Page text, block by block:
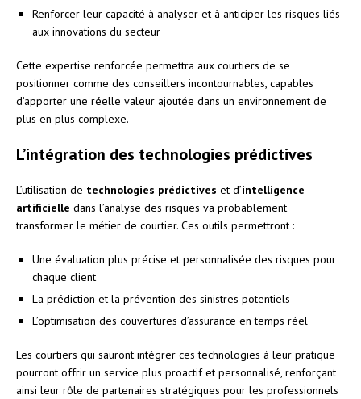
Renforcer leur capacité à analyser et à anticiper les risques liés
aux innovations du secteur
Cette expertise renforcée permettra aux courtiers de se
positionner comme des conseillers incontournables, capables
d’apporter une réelle valeur ajoutée dans un environnement de
plus en plus complexe.
L’intégration des technologies prédictives
L’utilisation de technologies prédictives et d’intelligence
artificielle dans l’analyse des risques va probablement
transformer le métier de courtier. Ces outils permettront :
Une évaluation plus précise et personnalisée des risques pour
chaque client
La prédiction et la prévention des sinistres potentiels
L’optimisation des couvertures d’assurance en temps réel
Les courtiers qui sauront intégrer ces technologies à leur pratique
pourront offrir un service plus proactif et personnalisé, renforçant
ainsi leur rôle de partenaires stratégiques pour les professionnels